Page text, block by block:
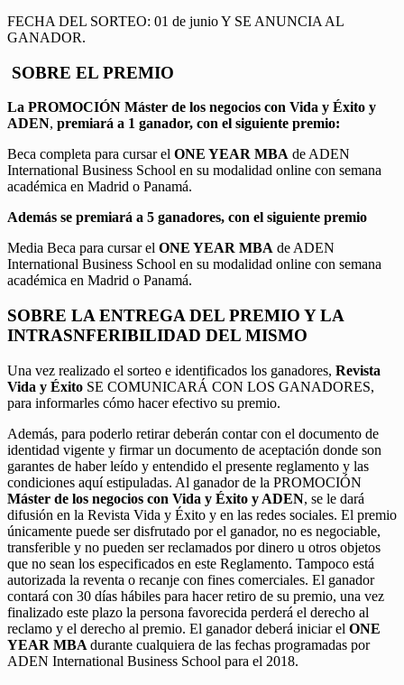
FECHA DEL SORTEO: 01 de junio Y SE ANUNCIA AL
GANADOR.
SOBRE EL PREMIO
La PROMOCIÓN Máster de los negocios con Vida y Éxito y
ADEN, premiará a 1 ganador, con el siguiente premio:
Beca completa para cursar el ONE YEAR MBA de ADEN
International Business School en su modalidad online con semana
académica en Madrid o Panamá.
Además se premiará a 5 ganadores, con el siguiente premio
Media Beca para cursar el ONE YEAR MBA de ADEN
International Business School en su modalidad online con semana
académica en Madrid o Panamá.
SOBRE LA ENTREGA DEL PREMIO Y LA
INTRASNFERIBILIDAD DEL MISMO
Una vez realizado el sorteo e identificados los ganadores, Revista
Vida y Éxito SE COMUNICARÁ CON LOS GANADORES,
para informarles cómo hacer efectivo su premio.
Además, para poderlo retirar deberán contar con el documento de
identidad vigente y firmar un documento de aceptación donde son
garantes de haber leído y entendido el presente reglamento y las
condiciones aquí estipuladas. Al ganador de la PROMOCIÓN
Máster de los negocios con Vida y Éxito y ADEN, se le dará
difusión en la Revista Vida y Éxito y en las redes sociales. El premio
únicamente puede ser disfrutado por el ganador, no es negociable,
transferible y no pueden ser reclamados por dinero u otros objetos
que no sean los especificados en este Reglamento. Tampoco está
autorizada la reventa o recanje con fines comerciales. El ganador
contará con 30 días hábiles para hacer retiro de su premio, una vez
finalizado este plazo la persona favorecida perderá el derecho al
reclamo y el derecho al premio. El ganador deberá iniciar el ONE
YEAR MBA durante cualquiera de las fechas programadas por
ADEN International Business School para el 2018.